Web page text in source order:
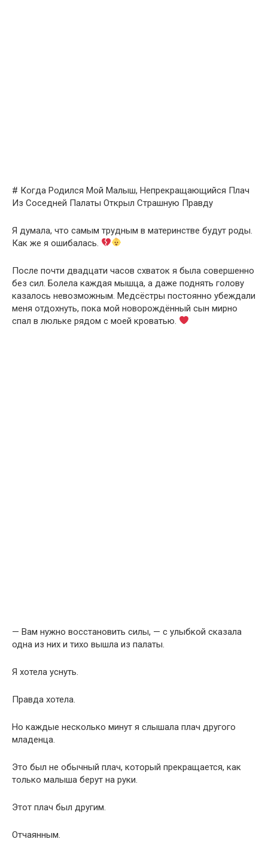
# Когда Родился Мой Малыш, Непрекращающийся Плач
Из Соседней Палаты Открыл Страшную Правду
Я думала, что самым трудным в материнстве будут роды.
Как же я ошибалась.
После почти двадцати часов схваток я была совершенно
без сил. Болела каждая мышца, а даже поднять голову
казалось невозможным. Медсёстры постоянно убеждали
меня отдохнуть, пока мой новорождённый сын мирно
спал в люльке рядом с моей кроватью.
— Вам нужно восстановить силы, — с улыбкой сказала
одна из них и тихо вышла из палаты.
Я хотела уснуть.
Правда хотела.
Но каждые несколько минут я слышала плач другого
младенца.
Это был не обычный плач, который прекращается, как
только малыша берут на руки.
Этот плач был другим.
Отчаянным.